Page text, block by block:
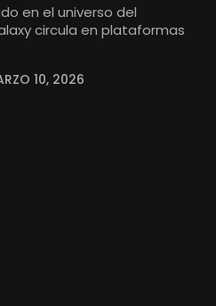
en el universo del
circula en plataformas
10, 2026